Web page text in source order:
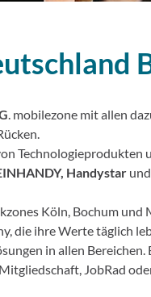
. mobilezone mit allen
Technologieprodukten
Handystar und
Köln, Bochum
die ihre Werte täglich
in allen
JobRad